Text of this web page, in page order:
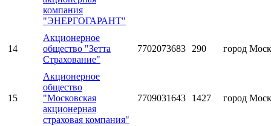
компания
"ЭНЕРГОГАРАНТ"
14
Акционерное
общество "Зетта
Страхование"
7702073683 290 город
15
Акционерное
общество
"Московская
акционерная
страховая компания"
7709031643 1427 город